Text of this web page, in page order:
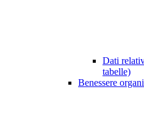
Dati
tabelle)
Benessere